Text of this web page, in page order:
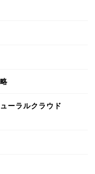
ーラルクラウド